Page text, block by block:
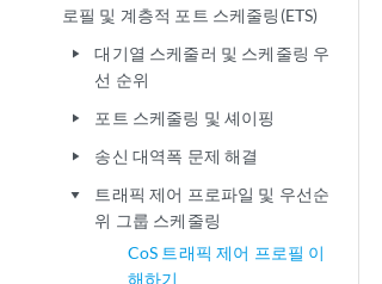
로필 및 계층적 포트 스케줄링(ETS)
play_arrow
대기열 스케줄러 및 스케줄링 우
선 순위
play_arrow 포트 스케줄링 및 셰이핑
play_arrow 송신 대역폭 문제 해결
play_arrow
트래픽 제어 프로파일 및 우선순
위 그룹 스케줄링
CoS 트래픽 제어 프로필 이
해하기